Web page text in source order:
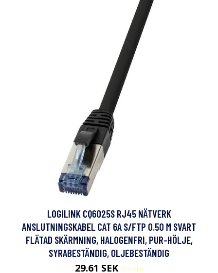
LOGILINK CQ6025S RJ45 NÄTVERK
ANSLUTNINGSKABEL CAT 6A S/FTP 0.50 M SVART
FLÄTAD SKÄRMNING, HALOGENFRI, PUR-HÖLJE,
SYRABESTÄNDIG, OLJEBESTÄNDIG
29.61 SEK 32.9 SEK